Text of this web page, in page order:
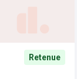
Retenue